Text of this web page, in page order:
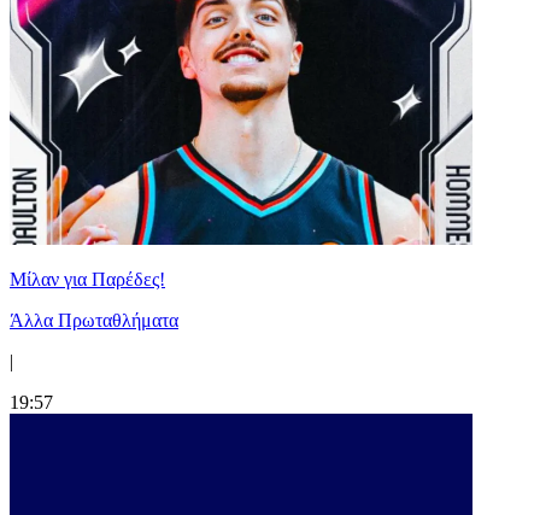
Μίλαν για Παρέδες!
Άλλα Πρωταθλήματα
|
19:57